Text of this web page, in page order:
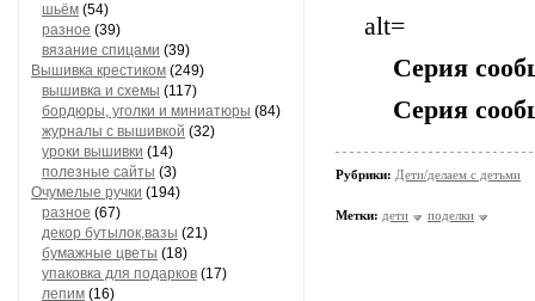
шьём (54)
разное (39)
вязание спицами (39)
Вышивка крестиком (249)
вышивка и схемы (117)
бордюры, уголки и миниатюры (84)
журналы с вышивкой (32)
уроки вышивки (14)
полезные сайты (3)
Очумелые ручки (194)
разное (67)
декор бутылок,вазы (21)
бумажные цветы (18)
упаковка для подарков (17)
лепим (16)
alt=
Серия
Серия
Рубрики: Дети/делаем с детьми
Метки: дети поделки